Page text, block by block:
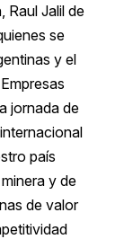
Raul Jalil de
se
y el
jornada de
país
y de
de valor